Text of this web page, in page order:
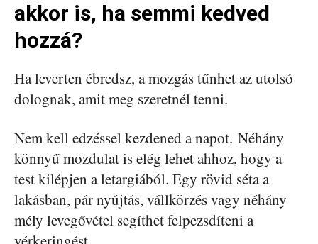
akkor is, ha semmi kedved
hozzá?
Ha leverten ébredsz, a mozgás tűnhet az utolsó
dolognak, amit meg szeretnél tenni.
Nem kell edzéssel kezdened a napot. Néhány
könnyű mozdulat is elég lehet ahhoz, hogy a
test kilépjen a letargiából. Egy rövid séta a
lakásban, pár nyújtás, vállkörzés vagy néhány
mély levegővétel segíthet felpezsdíteni a